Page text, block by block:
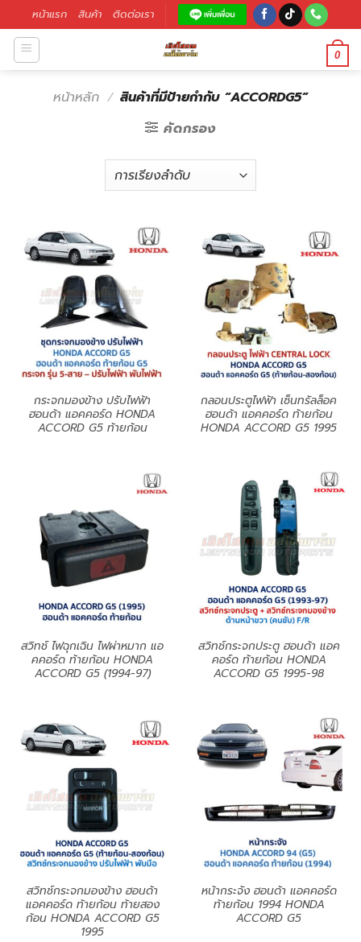
หน้าแรก สินค้า ติดต่อเรา
0
หน้าหลัก / สินค้าที่มีป้ายกำกับ “ACCORDG5”
คัดกรอง
กระจกมองข้าง ปรับไฟฟ้า
ฮอนด้า แอคคอร์ด HONDA
ACCORD G5 ท้ายก้อน
กลอนประตูไฟฟ้า เซ็นทรัลล็อค
ฮอนด้า แอคคอร์ด ท้ายก้อน
HONDA ACCORD G5 1995
สวิทช์ ไฟฉุกเฉิน ไฟผ่าหมาก แอ
คคอร์ด ท้ายก้อน HONDA
ACCORD G5 (1994-97)
สวิทช์กระจกประตู ฮอนด้า แอค
คอร์ด ท้ายก้อน HONDA
ACCORD G5 1995-98
สวิทช์กระจกมองข้าง ฮอนด้า
แอคคอร์ด ท้ายก้อน ท้ายสอง
ก้อน HONDA ACCORD G5
1995
หน้ากระจัง ฮอนด้า แอคคอร์ด
ท้ายก้อน 1994 HONDA
ACCORD G5